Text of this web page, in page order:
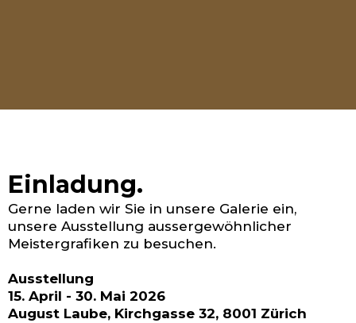
Einladung.
Gerne laden wir Sie in unsere Galerie ein,
unsere Ausstellung aussergewöhnlicher
Meistergrafiken zu besuchen.
Ausstellung
15. April - 30. Mai 2026
August Laube, Kirchgasse 32, 8001 Zürich